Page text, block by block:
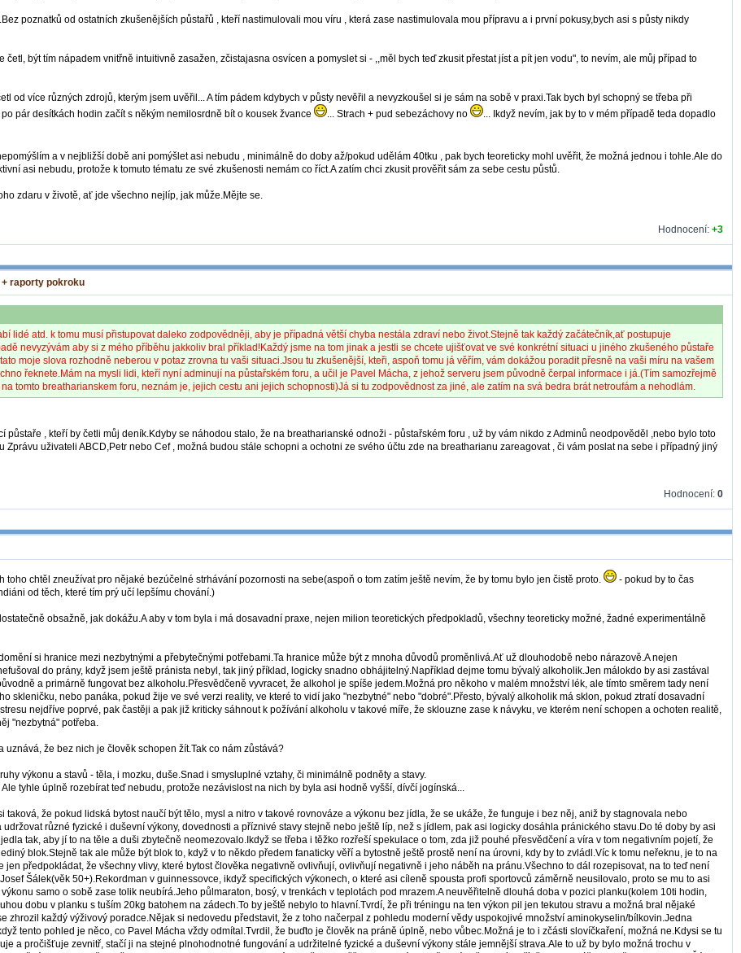
poznatků od ostatních zkušenějších půstařů , kteří nastimulovali mou víru , která zase nastimulovala mou přípravu a i první pokusy,bych asi s půsty nikdy
četl, být tím nápadem vnitřně intuitivně zasažen, zčistajasna osvícen a pomyslet si - ,,měl bych teď zkusit přestat jíst a pít jen vodu", to nevím, ale můj případ to
od více různých zdrojů, kterým jsem uvěřil... A tím pádem kdybych v půsty nevěřil a nevyzkoušel si je sám na sobě v praxi.Tak bych byl schopný se třeba při
pár desítkách hodin začít s někým nemilosrdně bít o kousek žvance
... Strach + pud sebezáchovy no
... Ikdyž nevím, jak by to v mém případě teda dopadlo
a v nejbližší době ani pomýšlet asi nebudu , minimálně do doby až/pokud udělám 40tku , pak bych teoreticky mohl uvěřit, že možná jednou i tohle.Ale do
asi nebudu, protože k tomuto tématu ze své zkušenosti nemám co říct.A zatím chci zkusit prověřit sám za sebe cestu půstů.
zdaru v životě, ať jde všechno nejlíp, jak může.Mějte se.
Hodnocení: +3
+ raporty pokroku
lidé atd. k tomu musí přistupovat daleko zodpovědněji, aby je případná větší chyba nestála zdraví nebo život.Stejně tak každý začátečník,ať postupuje
nevyzývám aby si z mého příběhu jakkoliv bral příklad!Každý jsme na tom jinak a jestli se chcete ujišťovat ve své konkrétní situaci u jiného zkušeného půstaře
moje slova rozhodně neberou v potaz zrovna tu vaši situaci.Jsou tu zkušenější, kteři, aspoň tomu já věřím, vám dokážou poradit přesně na vaši míru na vašem
řeknete.Mám na mysli lidi, kteří nyní adminují na půstařském foru, a učil je Pavel Mácha, z jehož serveru jsem původně čerpal informace i já.(Tím samozřejmě
tomto breatharianskem foru, neznám je, jejich cestu ani jejich schopnosti)Já si tu zodpovědnost za jiné, ale zatím na svá bedra brát netroufám a nehodlám.
, kteří by četli můj deník.Kdyby se náhodou stalo, že na breatharianské odnoži - půstařském foru , už by vám nikdo z Adminů neodpověděl ,nebo bylo toto
Zprávu uživateli ABCD,Petr nebo Cef , možná budou stále schopni a ochotni ze svého účtu zde na breatharianu zareagovat , či vám poslat na sebe i případný jiný
Hodnocení: 0
toho chtěl zneužívat pro nějaké bezúčelné strhávání pozornosti na sebe(aspoň o tom zatím ještě nevím, že by tomu bylo jen čistě proto.
- pokud by to čas
od těch, které tím prý učí lepšímu chování.)
obsažně, jak dokážu.A aby v tom byla i má dosavadní praxe, nejen milion teoretických předpokladů, všechny teoreticky možné, žadné experimentálně
si hranice mezi nezbytnými a přebytečnými potřebami.Ta hranice může být z mnoha důvodů proměnlivá.Ať už dlouhodobě nebo nárazově.A nejen
do prány, když jsem ještě pránista nebyl, tak jiný příklad, logicky snadno obhájitelný.Například dejme tomu bývalý alkoholik.Jen málokdo by asi zastával
a primárně fungovat bez alkoholu.Přesvědčeně vyvracet, že alkohol je spíše jedem.Možná pro někoho v malém množství lék, ale tímto směrem tady není
skleničku, nebo panáka, pokud žije ve své verzi reality, ve které to vidí jako "nezbytné" nebo "dobré".Přesto, bývalý alkoholik má sklon, pokud ztratí dosavadní
nejdříve poprvé, pak častěji a pak již kriticky sáhnout k požívání alkoholu v takové míře, že sklouzne zase k návyku, ve kterém není schopen a ochoten realitě,
"nezbytná" potřeba.
uznává, že bez nich je člověk schopen žít.Tak co nám zůstává?
výkonu a stavů - těla, i mozku, duše.Snad i smysluplné vztahy, či minimálně podněty a stavy.
tyhle úplně rozebírat teď nebudu, protože nezávislost na nich by byla asi hodně vyšší, dívčí jogínská...
taková, že pokud lidská bytost naučí být tělo, mysl a nitro v takové rovnováze a výkonu bez jídla, že se ukáže, že funguje i bez něj, aniž by stagnovala nebo
různé fyzické i duševní výkony, dovednosti a příznivé stavy stejně nebo ještě líp, než s jídlem, pak asi logicky dosáhla pránického stavu.Do té doby by asi
tak, aby jí to na těle a duši zbytečně neomezovalo.Ikdyž se třeba i těžko rozřeší spekulace o tom, zda již pouhé přesvědčení a víra v tom negativním pojetí, že
blok.Stejně tak ale může být blok to, když v to někdo předem fanaticky věří a bytostně ještě prostě není na úrovni, kdy by to zvládl.Víc k tomu neřeknu, je to na
jen předpokládat, že všechny vlivy, které bytost člověka negativně ovlivňují, ovlivňují negativně i jeho náběh na pránu.Všechno to dál rozepisovat, na to teď není
Šálek(věk 50+).Rekordman v guinnessovce, ikdyž specifických výkonech, o které asi cíleně spousta profi sportovců záměrně neusilovalo, proto se mu to asi
samo o sobě zase tolik neubírá.Jeho půlmaraton, bosý, v trenkách v teplotách pod mrazem.A neuvěřitelně dlouhá doba v pozici planku(kolem 10ti hodin,
dobu v planku s tuším 20kg batohem na zádech.To by ještě nebylo to hlavní.Tvrdí, že při tréningu na ten výkon pil jen tekutou stravu a možná bral nějaké
zhrozil každý výživový poradce.Nějak si nedovedu představit, že z toho načerpal z pohledu moderní vědy uspokojivé množství aminokyselin/bílkovin.Jedna
tento pohled je něco, co Pavel Mácha vždy odmítal.Tvrdil, že buďto je člověk na práně úplně, nebo vůbec.Možná je to i zčásti slovíčkaření, možná ne.Kdysi se tu
a pročišťuje zevnitř, stačí ji na stejné plnohodnotné fungování a udržitelné fyzické a duševní výkony stále jemnější strava.Ale to už by bylo možná trochu v